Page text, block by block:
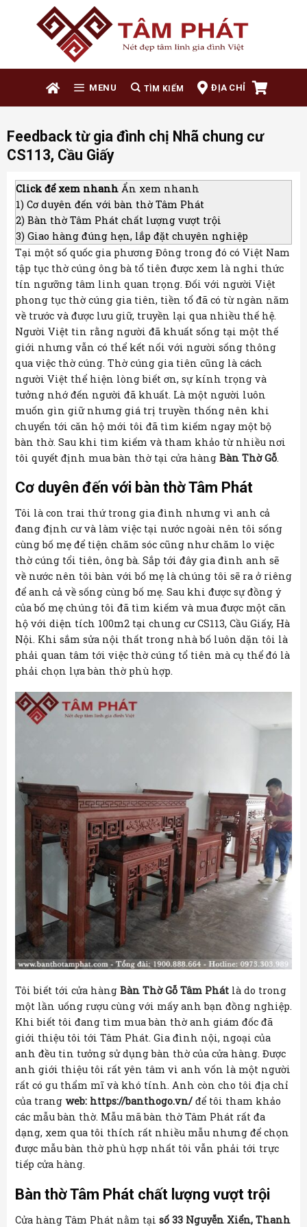
MENU ĐỊA CHỈ
Feedback từ gia đình chị Nhã chung cư
CS113, Cầu Giấy
Click để xem nhanh Ẩn xem nhanh
1) Cơ duyên đến với bàn thờ Tâm Phát
2) Bàn thờ Tâm Phát chất lượng vượt trội
3) Giao hàng đúng hẹn, lắp đặt chuyên nghiệp
Tại một số quốc gia phương Đông trong đó có Việt Nam
tập tục thờ cúng ông bà tổ tiên được xem là nghi thức
tín ngưỡng tâm linh quan trọng. Đối với người Việt
phong tục thờ cúng gia tiên, tiền tổ đã có từ ngàn năm
về trước và được lưu giữ, truyền lại qua nhiều thế hệ.
Người Việt tin rằng người đã khuất sống tại một thế
giới nhưng vẫn có thể kết nối với người sống thông
qua việc thờ cúng. Thờ cúng gia tiên cũng là cách
người Việt thể hiện lòng biết ơn, sự kính trọng và
tưởng nhớ đến người đã khuất. Là một người luôn
muốn gìn giữ nhưng giá trị truyền thống nên khi
chuyển tới căn hộ mới tôi đã tìm kiếm ngay một bộ
bàn thờ. Sau khi tìm kiếm và tham khảo từ nhiều nơi
tôi quyết định mua bàn thờ tại cửa hàng Bàn Thờ Gỗ.
Cơ duyên đến với bàn thờ Tâm Phát
Tôi là con trai thứ trong gia đình nhưng vì anh cả
đang định cư và làm việc tại nước ngoài nên tôi sống
cùng bố mẹ để tiện chăm sóc cũng như chăm lo việc
thờ cúng tổi tiên, ông bà. Sắp tới đây gia đình anh sẽ
về nước nên tôi bàn với bố mẹ là chúng tôi sẽ ra ở riêng
để anh cả về sống cùng bố mẹ. Sau khi được sự đồng ý
của bố mẹ chúng tôi đã tìm kiếm và mua được một căn
hộ với diện tích 100m2 tại chung cư CS113, Cầu Giấy, Hà
Nội. Khi sắm sửa nội thất trong nhà bố luôn dặn tôi là
phải quan tâm tới việc thờ cúng tổ tiên mà cụ thể đó là
phải chọn lựa bàn thờ phù hợp.
Tôi biết tới cửa hàng Bàn Thờ Gỗ Tâm Phát là do trong
một lần uống rượu cùng với mấy anh bạn đồng nghiệp.
Khi biết tôi đang tìm mua bàn thờ anh giám đốc đã
giới thiệu tôi tới Tâm Phát. Gia đình nội, ngoại của
anh đều tin tưởng sử dụng bàn thờ của cửa hàng. Được
anh giới thiệu tôi rất yên tâm vì anh vốn là một người
rất có gu thẩm mĩ và khó tính. Anh còn cho tôi địa chỉ
của trang web: https://banthogo.vn/ để tôi tham khảo
các mẫu bàn thờ. Mẫu mã bàn thờ Tâm Phát rất đa
dạng, xem qua tôi thích rất nhiều mẫu nhưng để chọn
được mẫu bàn thờ phù hợp nhất tôi vẫn phải tới trực
tiếp cửa hàng.
Bàn thờ Tâm Phát chất lượng vượt trội
Cửa hàng Tâm Phát nằm tại số 33 Nguyễn Xiển, Thanh